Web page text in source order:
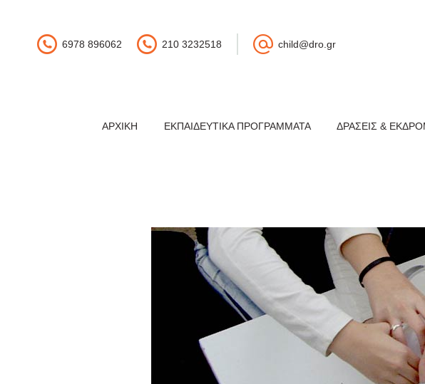
6978 896062 210 3232518 child@dro.gr
ΑΡΧΙΚΉ ΕΚΠΑΙΔΕΥΤΙΚΆ ΠΡΟΓΡΆΜΜΑΤΑ ΔΡΆΣΕΙΣ &
NEA –